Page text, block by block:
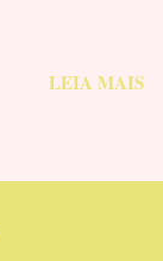
LEIA MAIS